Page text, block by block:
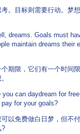
。目标则需要行动。梦
dreams. Goals must
maintain dreams their
期限，它们有一个时间
can daydream for
for your goals?
以免费做白日梦，但不
?